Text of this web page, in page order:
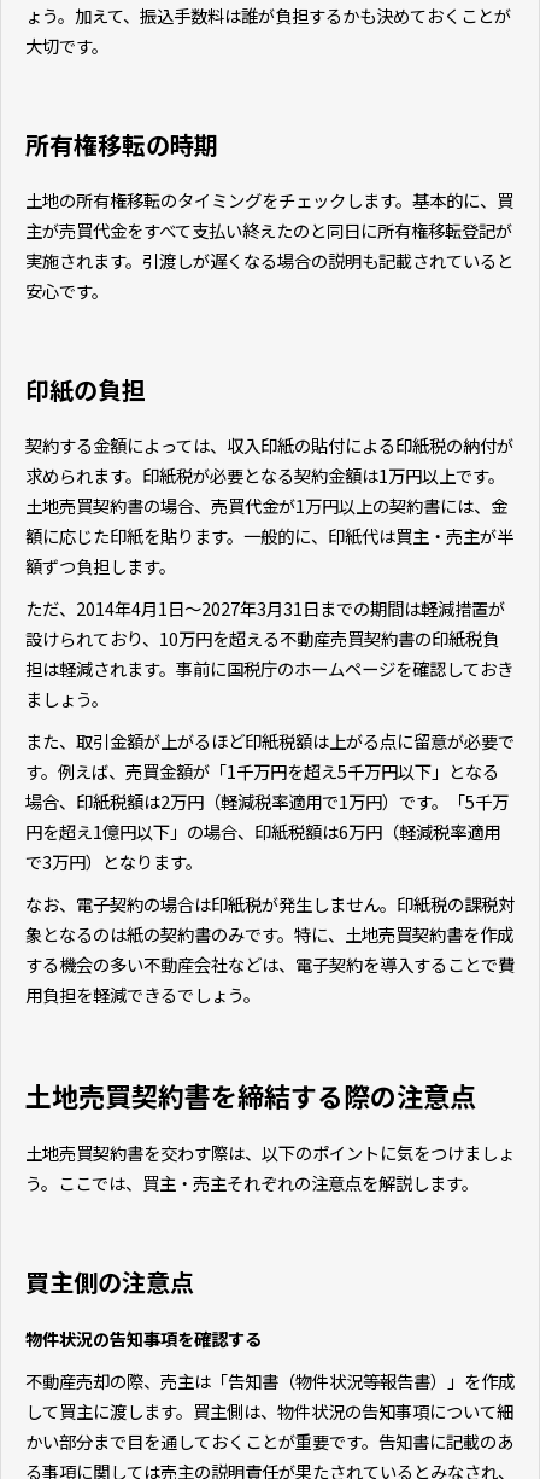
ょう。加えて、振込手数料は誰が負担するかも決めておくことが
大切です。
所有権移転の時期
土地の所有権移転のタイミングをチェックします。基本的に、買
主が売買代金をすべて支払い終えたのと同日に所有権移転登記が
実施されます。引渡しが遅くなる場合の説明も記載されていると
安心です。
印紙の負担
契約する金額によっては、収入印紙の貼付による印紙税の納付が
求められます。印紙税が必要となる契約金額は1万円以上です。
土地売買契約書の場合、売買代金が1万円以上の契約書には、金
額に応じた印紙を貼ります。一般的に、印紙代は買主・売主が半
額ずつ負担します。
ただ、2014年4月1日～2027年3月31日までの期間は軽減措置が
設けられており、10万円を超える不動産売買契約書の印紙税負
担は軽減されます。事前に国税庁のホームページを確認しておき
ましょう。
また、取引金額が上がるほど印紙税額は上がる点に留意が必要で
す。例えば、売買金額が「1千万円を超え5千万円以下」となる
場合、印紙税額は2万円（軽減税率適用で1万円）です。「5千万
円を超え1億円以下」の場合、印紙税額は6万円（軽減税率適用
で3万円）となります。
なお、電子契約の場合は印紙税が発生しません。印紙税の課税対
象となるのは紙の契約書のみです。特に、土地売買契約書を作成
する機会の多い不動産会社などは、電子契約を導入することで費
用負担を軽減できるでしょう。
土地売買契約書を締結する際の注意点
土地売買契約書を交わす際は、以下のポイントに気をつけましょ
う。ここでは、買主・売主それぞれの注意点を解説します。
買主側の注意点
物件状況の告知事項を確認する
不動産売却の際、売主は「告知書（物件状況等報告書）」を作成
して買主に渡します。買主側は、物件状況の告知事項について細
かい部分まで目を通しておくことが重要です。告知書に記載のあ
る事項に関しては売主の説明責任が果たされているとみなされ、